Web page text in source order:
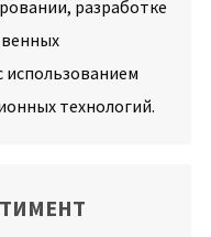
разработке
использованием
технологий.